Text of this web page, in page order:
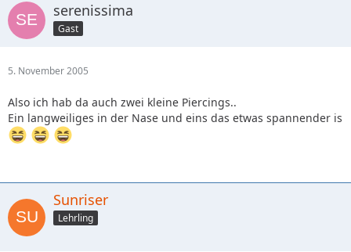
serenissima
Gast
5. November 2005
Also ich hab da auch zwei kleine Piercings..
Ein langweiliges in der Nase und eins das etwas spannender is
Sunriser
Lehrling